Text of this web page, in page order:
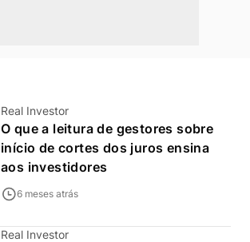
Real Investor
O que a leitura de gestores sobre
início de cortes dos juros ensina
aos investidores
6 meses atrás
Real Investor